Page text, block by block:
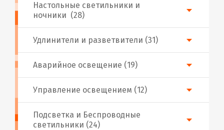
Аварийное освещение (19)
Настольные светильники и
ночники (28)
Подсветка и Беспроводные
светильники (24)
Удлинители и разветвители (31)
Управление освещением (12)